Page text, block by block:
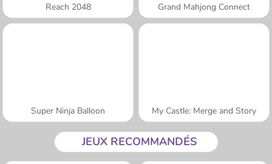
Reach 2048 Grand Mahjong Connect
Super Ninja Balloon My Castle: Merge and Story
JEUX RECOMMANDÉS